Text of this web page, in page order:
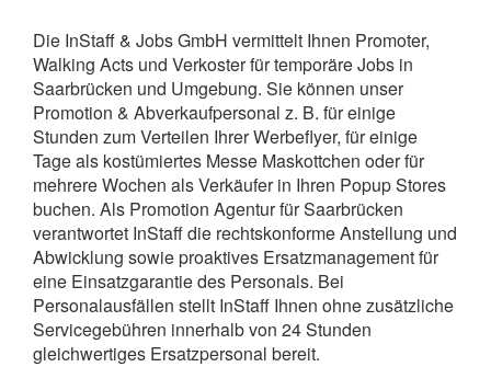
Die InStaff & Jobs GmbH vermittelt Ihnen Promoter,
Walking Acts und Verkoster für temporäre Jobs in
Saarbrücken und Umgebung. Sie können unser
Promotion & Abverkaufpersonal z. B. für einige
Stunden zum Verteilen Ihrer Werbeflyer, für einige
Tage als kostümiertes Messe Maskottchen oder für
mehrere Wochen als Verkäufer in Ihren Popup Stores
buchen. Als Promotion Agentur für Saarbrücken
verantwortet InStaffdie rechtskonforme Anstellung und
Abwicklung sowie proaktives Ersatzmanagement für
eine Einsatzgarantie des Personals. Bei
Personalausfällen stellt InStaff Ihnen ohne zusätzliche
Servicegebühren innerhalb von 24 Stunden
gleichwertiges Ersatzpersonal bereit.